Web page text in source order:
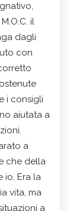
il
dagli
con
i consigli
aiutata a
a
che della
io. Era la
vita, ma
a